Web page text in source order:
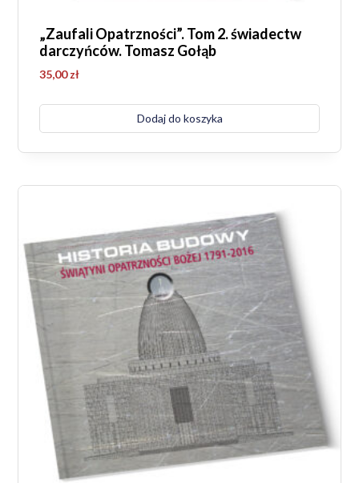
„Zaufali Opatrzności”. Tom 2. świadectw
darczyńców. Tomasz Gołąb
35,00zł
Dodaj do koszyka